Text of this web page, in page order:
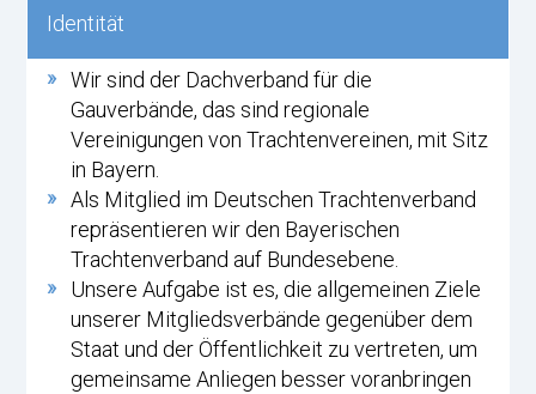
Identität
Wir sind der Dachverband für die
Gauverbände, das sind regionale
Vereinigungen von Trachtenvereinen, mit Sitz
in Bayern.
Als Mitglied im Deutschen Trachtenverband
repräsentieren wir den Bayerischen
Trachtenverband auf Bundesebene.
Unsere Aufgabe ist es, die allgemeinen Ziele
unserer Mitgliedsverbände gegenüber dem
Staat und der Öffentlichkeit zu vertreten, um
gemeinsame Anliegen besser voranbringen